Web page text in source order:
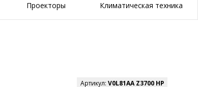
Проекторы Климатическая техника
Артикул: V0L81AA Z3700 HP